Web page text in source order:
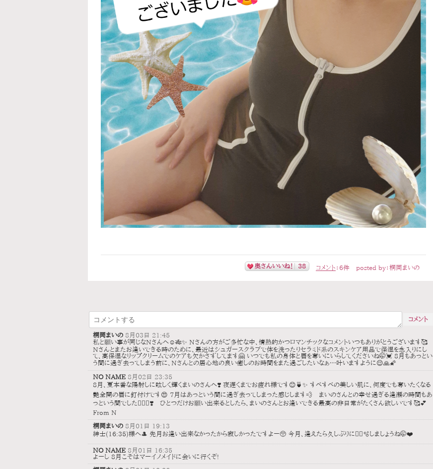
posted by： 桐岡まいの
コメント ： 6件
奥さんいいね！ 38
桐岡まいの 8月03日 21:45
私と願い事が同じなNさんへ☺️🎋✨ Nさんの方がご多忙な中、情熱的かつロマンチックなコメントいつもありがとうございます🥰
Nさんとまたお逢いできる時のために、最近はシュガースクラブで体を洗ったりセラミド系のスキンケア用品で保湿を念入りにし
て、高保湿なリップクリームでのケアも欠かさずしてます🤗 いつでも私の身体と唇を奪いにいらしてくださいね🤭💓 8月もあっとい
う間に過ぎ去ってしまう前に、Nさんとの居心地の良い癒しのお時間をまた過ごしたいなぁ…叶いますように😌🙏🌠
NO NAME 8月02日 23:35
8月、夏本番な陽射しに眩しく輝くまいのさんへ❣️ 夜遅くまでお疲れ様です😊🍵✨ すべすべの美しい肌に、何度でも奪いたくなる
艶全開の唇に釘付けです😍 7月はあっという間に過ぎ去ってしまった感じします💨 まいのさんとの幸せ過ぎる逢瀬の時間もあ
っという間でした👩‍❤️‍👨❣️ ひとつだけお願い出来るとしたら、まいのさんとお逢いできる最高の非日常がたくさん欲しいです🥰💕
From N
桐岡まいの 8月01日 19:13
紳士(16:35)様へ🎩 先月お逢い出来なかったから寂しかったですよー🥺 今月、逢えたら久しぶりに🧜‍♀️🫧‪しましょうね🤭❤️
NO NAME 8月01日 16:35
よーし 8月こそはマーイノメイドに会いに行くぞ!